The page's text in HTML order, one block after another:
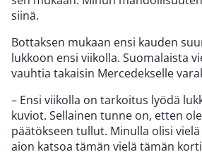
siinä.
Bottaksen mukaan ensi kauden
lukkoon ensi viikolla. Suomalaista
vauhtia takaisin Mercedekselle
– Ensi viikolla on tarkoitus lyödä
kuviot. Sellainen tunne on, etten
päätökseen tullut. Minulla olisi
aion katsoa tämän vielä tämän